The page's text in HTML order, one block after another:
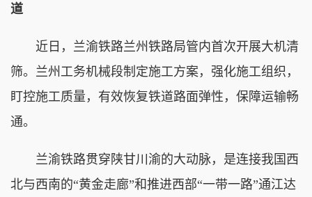
道
近日，兰渝铁路兰州铁路局管内首次开展大机清
筛。兰州工务机械段制定施工方案，强化施工组织，
盯控施工质量，有效恢复铁道路面弹性，保障运输畅
通。
兰渝铁路贯穿陕甘川渝的大动脉，是连接我国西
北与西南的“黄金走廊”和推进西部“一带一路”通江达